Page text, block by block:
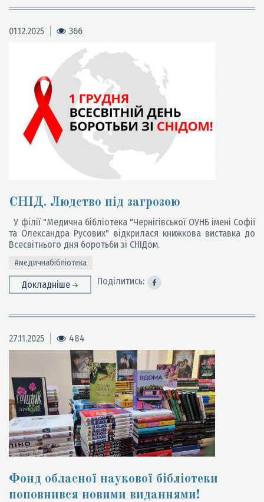
01.12.2025 366
СНІД. Людство під загрозою
У філії "Медична бібліотека "Чернігівської ОУНБ імені Софії
та Олександра Русових" відкрилася книжкова виставка до
Всесвітнього дня боротьби зі СНІДом.
#медичнабібліотека
Докладніше Поділитись:
27.11.2025 484
Фонд обласної наукової бібліотеки
поповнився новими виданнями!